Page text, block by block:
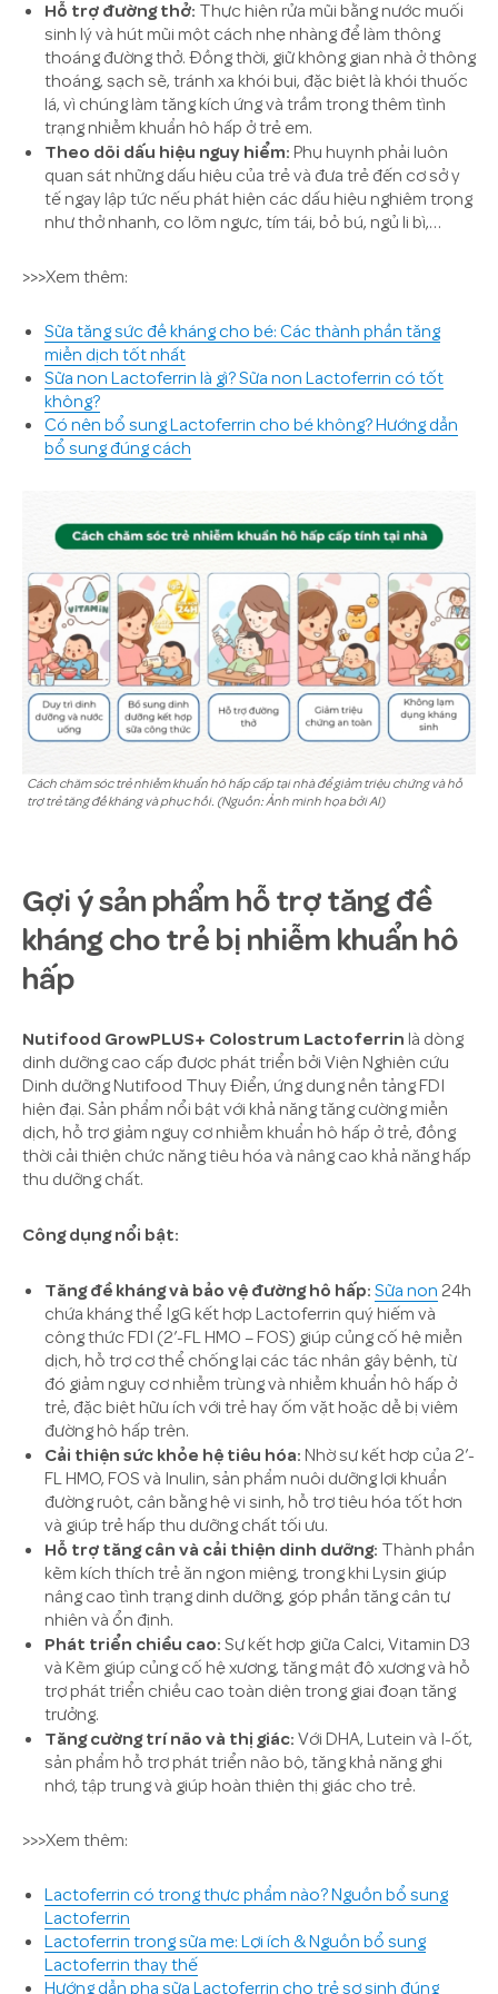
Hỗ trợ đường thở: Thực hiện rửa mũi bằng nước muối
sinh lý và hút mũi một cách nhẹ nhàng để làm thông
thoáng đường thở. Đồng thời, giữ không gian nhà ở thông
thoáng, sạch sẽ, tránh xa khói bụi, đặc biệt là khói thuốc
lá, vì chúng làm tăng kích ứng và trầm trọng thêm tình
trạng nhiễm khuẩn hô hấp ở trẻ em.
Theo dõi dấu hiệu nguy hiểm: Phụ huynh phải luôn
quan sát những dấu hiệu của trẻ và đưa trẻ đến cơ sở y
tế ngay lập tức nếu phát hiện các dấu hiệu nghiêm trọng
như thở nhanh, co lõm ngực, tím tái, bỏ bú, ngủ li bì,…
>>>Xem thêm:
Sữa tăng sức đề kháng cho bé: Các thành phần tăng
miễn dịch tốt nhất
Sữa non Lactoferrin là gì? Sữa non Lactoferrin có tốt
không?
Có nên bổ sung Lactoferrin cho bé không? Hướng dẫn
bổ sung đúng cách
Cách chăm sóc trẻ nhiễm khuẩn hô hấp cấp tại nhà để giảm triệu chứng và hỗ
trợ trẻ tăng đề kháng và phục hồi. (Nguồn: Ảnh minh họa bởi AI)
Gợi ý sản phẩm hỗ trợ tăng đề
kháng cho trẻ bị nhiễm khuẩn hô
hấp
Nutifood GrowPLUS+ Colostrum Lactoferrin là dòng
dinh dưỡng cao cấp được phát triển bởi Viện Nghiên cứu
Dinh dưỡng Nutifood Thụy Điển, ứng dụng nền tảng FDI
hiện đại. Sản phẩm nổi bật với khả năng tăng cường miễn
dịch, hỗ trợ giảm nguy cơ nhiễm khuẩn hô hấp ở trẻ, đồng
thời cải thiện chức năng tiêu hóa và nâng cao khả năng hấp
thu dưỡng chất.
Công dụng nổi bật:
Tăng đề kháng và bảo vệ đường hô hấp: Sữa non 24h
chứa kháng thể IgG kết hợp Lactoferrin quý hiếm và
công thức FDI (2’-FL HMO – FOS) giúp củng cố hệ miễn
dịch, hỗ trợ cơ thể chống lại các tác nhân gây bệnh, từ
đó giảm nguy cơ nhiễm trùng và nhiễm khuẩn hô hấp ở
trẻ, đặc biệt hữu ích với trẻ hay ốm vặt hoặc dễ bị viêm
đường hô hấp trên.
Cải thiện sức khỏe hệ tiêu hóa: Nhờ sự kết hợp của 2’-
FL HMO, FOS và Inulin, sản phẩm nuôi dưỡng lợi khuẩn
đường ruột, cân bằng hệ vi sinh, hỗ trợ tiêu hóa tốt hơn
và giúp trẻ hấp thu dưỡng chất tối ưu.
Hỗ trợ tăng cân và cải thiện dinh dưỡng: Thành phần
kẽm kích thích trẻ ăn ngon miệng, trong khi Lysin giúp
nâng cao tình trạng dinh dưỡng, góp phần tăng cân tự
nhiên và ổn định.
Phát triển chiều cao: Sự kết hợp giữa Calci, Vitamin D3
và Kẽm giúp củng cố hệ xương, tăng mật độ xương và hỗ
trợ phát triển chiều cao toàn diện trong giai đoạn tăng
trưởng.
Tăng cường trí não và thị giác: Với DHA, Lutein và I-ốt,
sản phẩm hỗ trợ phát triển não bộ, tăng khả năng ghi
nhớ, tập trung và giúp hoàn thiện thị giác cho trẻ.
>>>Xem thêm:
Lactoferrin có trong thực phẩm nào? Nguồn bổ sung
Lactoferrin
Lactoferrin trong sữa mẹ: Lợi ích & Nguồn bổ sung
Lactoferrin thay thế
Hướng dẫn pha sữa Lactoferrin cho trẻ sơ sinh đúng